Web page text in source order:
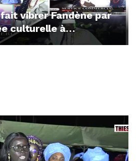
vibrer Fandène par
culturelle à